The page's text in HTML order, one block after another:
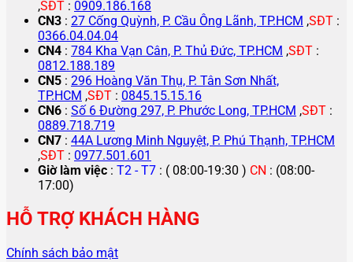
,SĐT : 0909.186.168
CN3 : 27 Cống Quỳnh, P. Cầu Ông Lãnh, TP.HCM ,SĐT :
0366.04.04.04
CN4 : 784 Kha Vạn Cân, P. Thủ Đức, TP.HCM ,SĐT :
0812.188.189
CN5 : 296 Hoàng Văn Thụ, P. Tân Sơn Nhất,
TP.HCM ,SĐT : 0845.15.15.16
CN6 : Số 6 Đường 297, P. Phước Long, TP.HCM ,SĐT :
0889.718.719
CN7 : 44A Lương Minh Nguyệt, P. Phú Thạnh, TP.HCM
,SĐT : 0977.501.601
Giờ làm việc : T2 - T7 : ( 08:00-19:30 ) CN : (08:00-
17:00)
HỖ TRỢ KHÁCH HÀNG
Chính sách bảo mật